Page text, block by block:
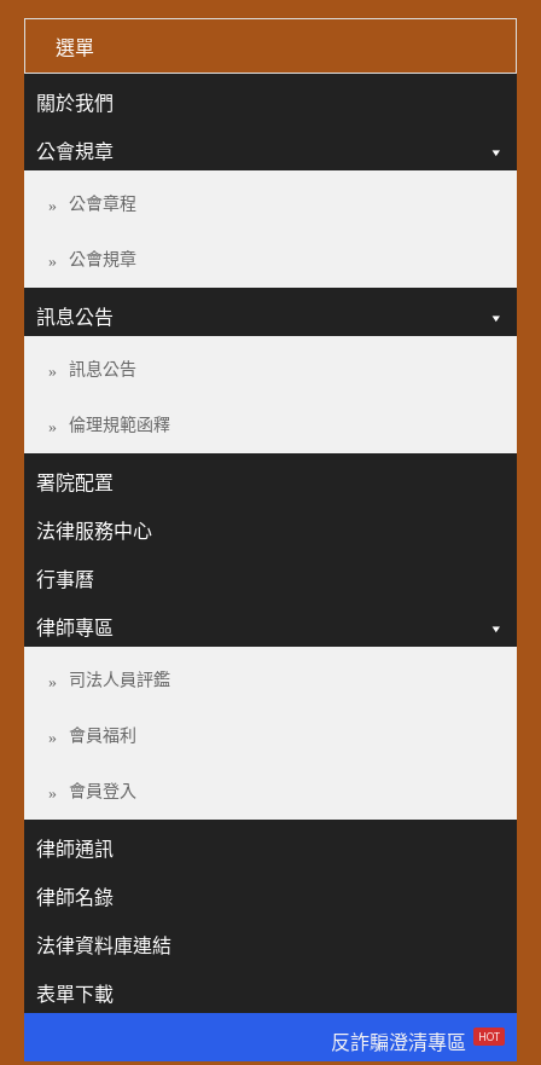
選單
關於我們
公會規章
公會章程
公會規章
訊息公告
訊息公告
倫理規範函釋
署院配置
法律服務中心
行事曆
律師專區
司法人員評鑑
會員福利
會員登入
律師通訊
律師名錄
法律資料庫連結
表單下載
反詐騙澄清專區
HOT